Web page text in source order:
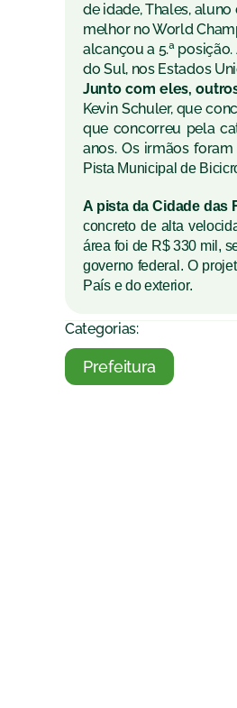
de idade, Thales,
melhor no World
alcançou a 5.ª
do Sul, nos Estados
Junto com eles,
Kevin Schuler, que
que concorreu pela
anos. Os irmãos
Pista Municipal de
A pistada Cidade das
concreto de alta
área foi de R$ 330 mil,
governo federal. O
País e do exterior.
Categorias:
Prefeitura